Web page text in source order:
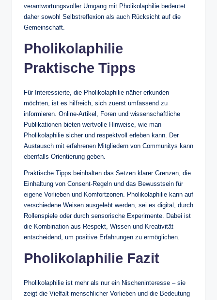
verantwortungsvoller Umgang mit Pholikolaphilie bedeutet
daher sowohl Selbstreflexion als auch Rücksicht auf die
Gemeinschaft.
Pholikolaphilie
Praktische Tipps
Für Interessierte, die Pholikolaphilie näher erkunden
möchten, ist es hilfreich, sich zuerst umfassend zu
informieren. Online-Artikel, Foren und wissenschaftliche
Publikationen bieten wertvolle Hinweise, wie man
Pholikolaphilie sicher und respektvoll erleben kann. Der
Austausch mit erfahrenen Mitgliedern von Communitys kann
ebenfalls Orientierung geben.
Praktische Tipps beinhalten das Setzen klarer Grenzen, die
Einhaltung von Consent-Regeln und das Bewusstsein für
eigene Vorlieben und Komfortzonen. Pholikolaphilie kann auf
verschiedene Weisen ausgelebt werden, sei es digital, durch
Rollenspiele oder durch sensorische Experimente. Dabei ist
die Kombination aus Respekt, Wissen und Kreativität
entscheidend, um positive Erfahrungen zu ermöglichen.
Pholikolaphilie Fazit
Pholikolaphilie ist mehr als nur ein Nischeninteresse – sie
zeigt die Vielfalt menschlicher Vorlieben und die Bedeutung